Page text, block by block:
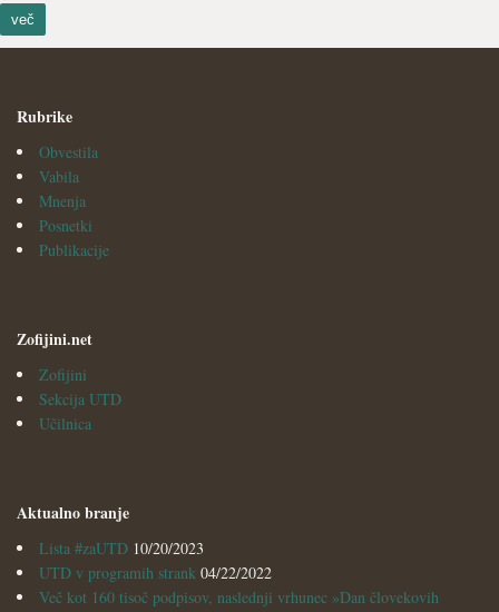
več
Rubrike
Obvestila
Vabila
Mnenja
Posnetki
Publikacije
Zofijini.net
Zofijini
Sekcija UTD
Učilnica
Aktualno branje
Lista #zaUTD 10/20/2023
UTD v programih strank 04/22/2022
Več kot 160 tisoč podpisov, naslednji vrhunec »Dan človekovih